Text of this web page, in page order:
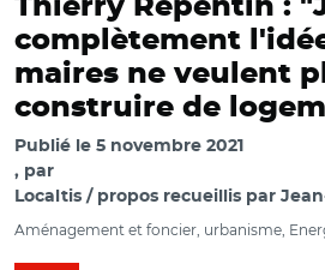
Thierry Repentin :
complètement
maires ne veulent
construire de
Publié le 5 novembre 2021
par
Localtis / propos recueillis par
Aménagement et foncier, urbanisme,